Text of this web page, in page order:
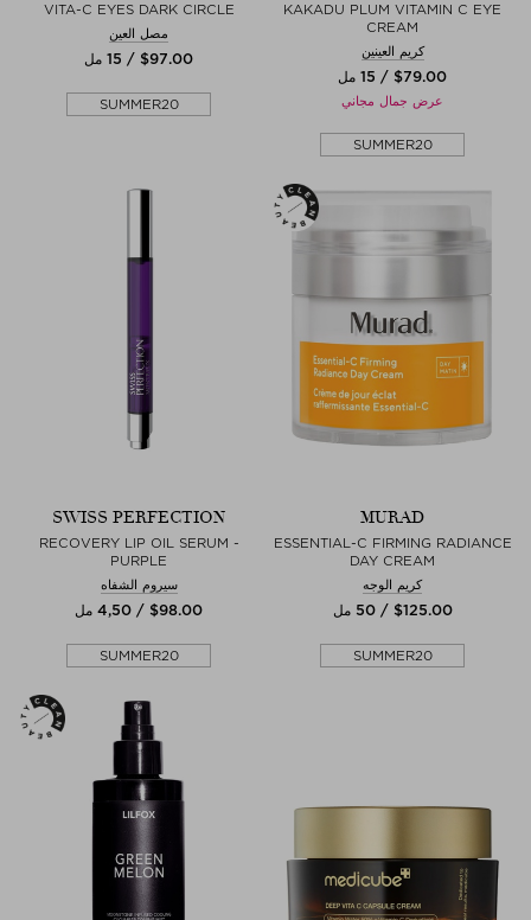
KAKADU PLUM VITAMIN C EYE
CREAM
كريم العينين
$‌79.00 / 15 مل
عرض جمال مجاني
SUMMER20
VITA-C EYES DARK CIRCLE
مصل العين
$‌97.00 / 15 مل
SUMMER20
MURAD
ESSENTIAL-C FIRMING RADIANCE
DAY CREAM
كريم الوجه
$‌125.00 / 50 مل
SUMMER20
SWISS PERFECTION
RECOVERY LIP OIL SERUM -
PURPLE
سيروم الشفاه
$‌98.00 / 4,50 مل
SUMMER20